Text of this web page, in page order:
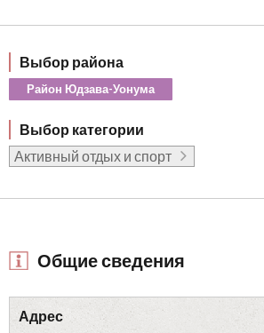
Выбор района
Район Юдзава-Уонума
Выбор категории
Активный отдых и спорт
Общие сведения
Адрес